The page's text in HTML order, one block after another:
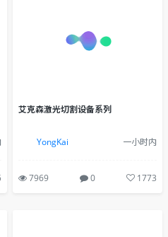
艾克森激光切割设备系列
YongKai 一小时内
7969 0 1773